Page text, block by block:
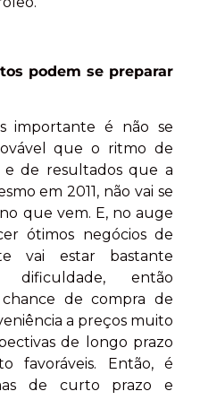
podem se preparar
importante é não se
que o ritmo de
e de resultados que a
em 2011, não vai se
que vem. E, no auge
ótimos negócios de
vai estar bastante
então
de compra de
a preços muito
de longo prazo
favoráveis. Então, é
de curto prazo e